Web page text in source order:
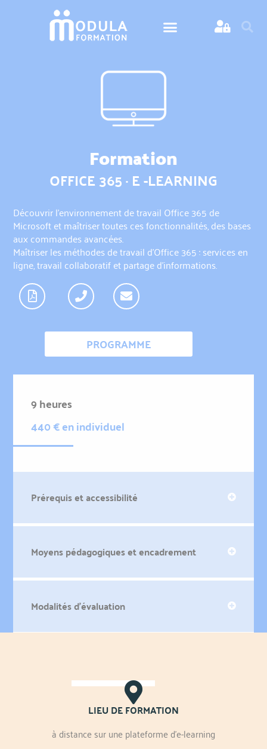
Formation
OFFICE 365 · E -LEARNING
Découvrir l'environnement de travail Office 365 de
Microsoft et maîtriser toutes ces fonctionnalités, des bases
aux commandes avancées.
Maîtriser les méthodes de travail d'Office 365 : services en
ligne, travail collaboratif et partage d'informations.
PROGRAMME
9 heures
440 € en individuel
Prérequis et accessibilité
Moyens pédagogiques et encadrement
Modalités d'évaluation
LIEU DE FORMATION
à distance sur une plateforme d'e-learning